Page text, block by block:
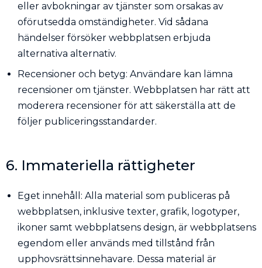
eller avbokningar av tjänster som orsakas av
oförutsedda omständigheter. Vid sådana
händelser försöker webbplatsen erbjuda
alternativa alternativ.
Recensioner och betyg: Användare kan lämna
recensioner om tjänster. Webbplatsen har rätt att
moderera recensioner för att säkerställa att de
följer publiceringsstandarder.
6. Immateriella rättigheter
Eget innehåll: Alla material som publiceras på
webbplatsen, inklusive texter, grafik, logotyper,
ikoner samt webbplatsens design, är webbplatsens
egendom eller används med tillstånd från
upphovsrättsinnehavare. Dessa material är